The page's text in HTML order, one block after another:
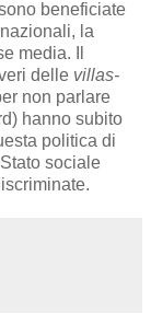
beneficiate
la
media. Il
delle villas-
non parlare
hanno subito
politica di
sociale